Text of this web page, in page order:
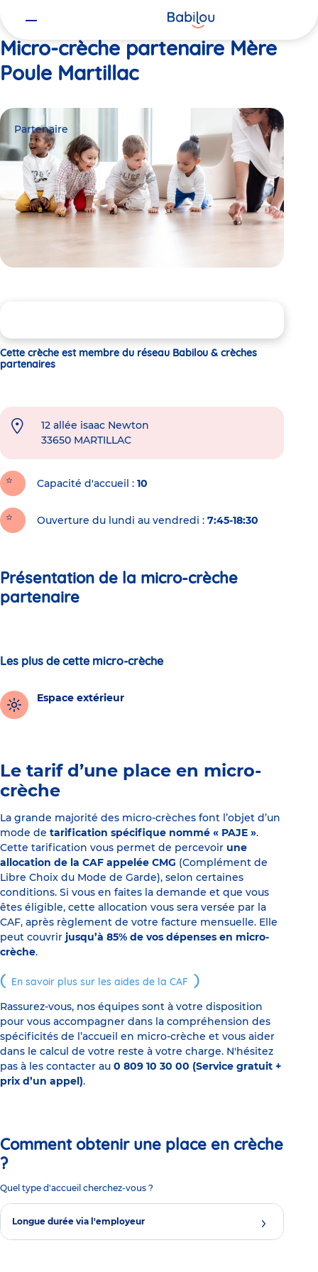
Micro-crèche partenaire Mère
Poule Martillac
Partenaire
Cette crèche est membre du réseau Babilou & crèches
partenaires
12 allée isaac Newton
33650 MARTILLAC
Capacité d'accueil 10
Ouverture du lundi au vendredi : 7:45-18:30
Présentation de la micro-crèche
partenaire
Les plus de cette micro-crèche
Espace extérieur
Le tarif d’une place en micro-
crèche
La grande majorité des micro-crèches font l’objet d’un
mode de tarification spécifique nommé « PAJE ».
Cette tarification vous permet de percevoir une
allocation de la CAF appelée CMG (Complément de
Libre Choix du Mode de Garde), selon certaines
conditions. Si vous en faites la demande et que vous
êtes éligible, cette allocation vous sera versée par la
CAF, après règlement de votre facture mensuelle. Elle
peut couvrir jusqu’à 85% de vos dépenses en micro-
crèche.
En savoir plus sur les aides de la CAF
Rassurez-vous, nos équipes sont à votre disposition
pour vous accompagner dans la compréhension des
spécificités de l’accueil en micro-crèche et vous aider
dans le calcul de votre reste à votre charge. N'hésitez
pas à les contacter au 0 809 10 30 00 (Service gratuit +
prix d’un appel).
Comment obtenir une place en crèche
?
Quel type d'accueil cherchez-vous ?
Longue durée via l'employeur